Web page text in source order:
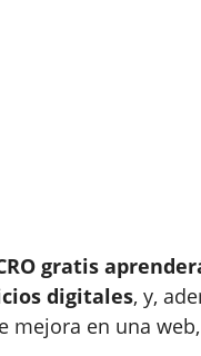
gratis
digitales, y,
mejora en una